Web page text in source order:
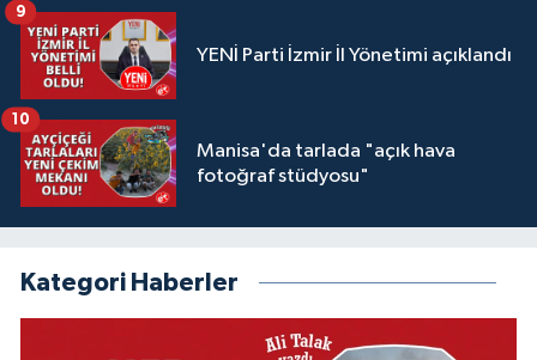
YENİ Parti İzmir İl Yönetimi açıklandı
9
Manisa'da tarlada "açık hava
fotoğraf stüdyosu"
10
Kategori Haberler